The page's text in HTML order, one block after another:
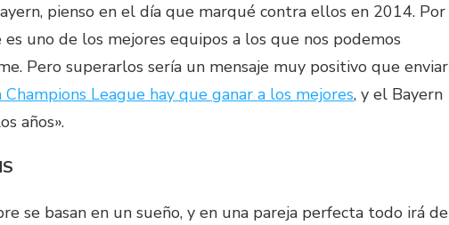
pienso en el día que marqué contra ellos en 2014. Por
uno de los mejores equipos a los que nos podemos
Pero superarlos sería un mensaje muy positivo que enviar
Champions League hay que ganar a los mejores, y el Bayern
años».
se basan en un sueño, y en una pareja perfecta todo irá de